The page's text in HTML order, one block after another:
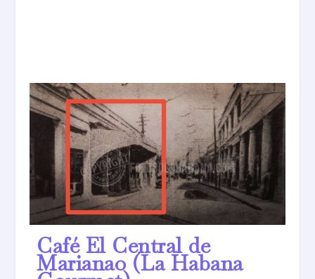
Café El Central de
Marianao (La Habana